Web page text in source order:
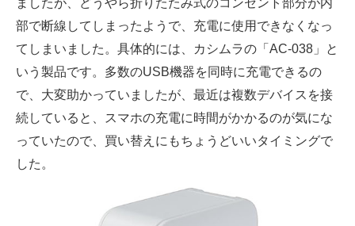
ましたが、どうやら折りたたみ式のコンセント部分が内
部で断線してしまったようで、充電に使用できなくなっ
てしまいました。具体的には、カシムラの「AC-038」と
いう製品です。多数のUSB機器を同時に充電できるの
で、大変助かっていましたが、最近は複数デバイスを接
続していると、スマホの充電に時間がかかるのが気にな
っていたので、買い替えにもちょうどいいタイミングで
した。